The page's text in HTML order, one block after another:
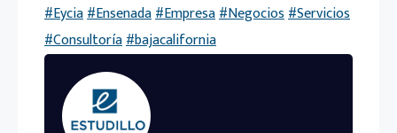
#Eycia#Ensenada#Empresa#Negocios#Servicios
#Consultoría#bajacalifornia